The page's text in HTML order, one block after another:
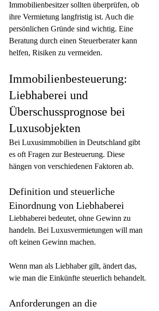
Immobilienbesitzer sollten überprüfen, ob
ihre Vermietung langfristig ist. Auch die
persönlichen Gründe sind wichtig. Eine
Beratung durch einen Steuerberater kann
helfen, Risiken zu vermeiden.
Immobilienbesteuerung:
Liebhaberei und
Überschussprognose bei
Luxusobjekten
Bei Luxusimmobilien in Deutschland gibt
es oft Fragen zur Besteuerung. Diese
hängen von verschiedenen Faktoren ab.
Definition und steuerliche
Einordnung von Liebhaberei
Liebhaberei bedeutet, ohne Gewinn zu
handeln. Bei Luxusvermietungen will man
oft keinen Gewinn machen.
Wenn man als Liebhaber gilt, ändert das,
wie man die Einkünfte steuerlich behandelt.
Anforderungen an die